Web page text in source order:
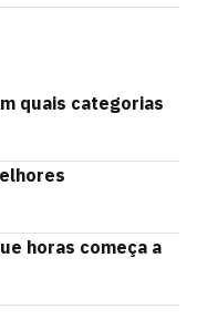
quais categorias
horas começa a